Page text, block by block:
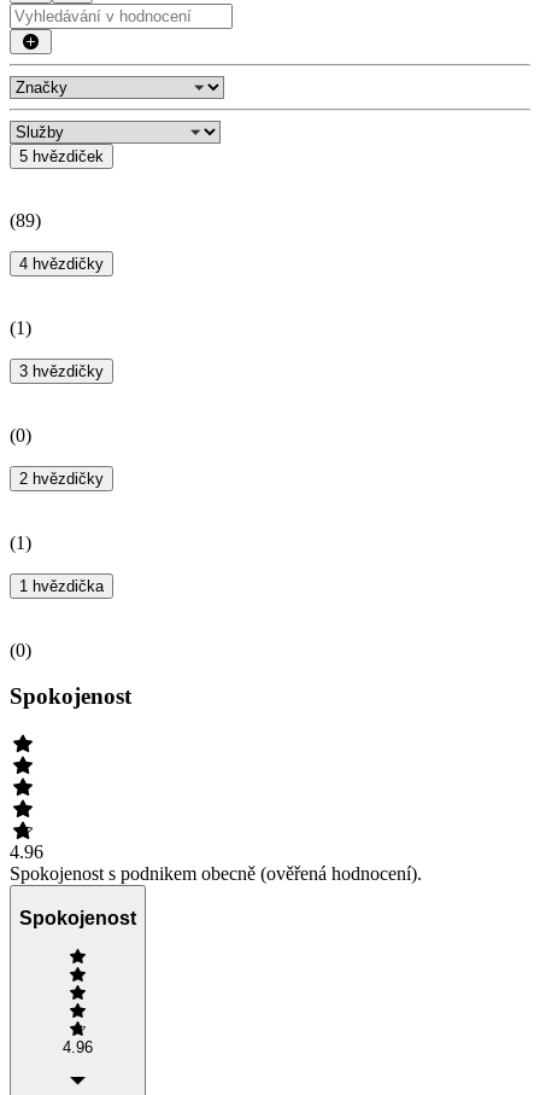
5 hvězdiček
(89)
4 hvězdičky
(1)
3 hvězdičky
(0)
2 hvězdičky
(1)
1 hvězdička
(0)
Spokojenost
4.96
Spokojenost s podnikem obecně (ověřená hodnocení).
Spokojenost
4.96